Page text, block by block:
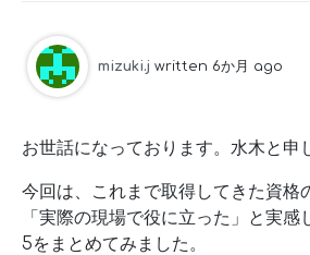
mizuki.j written 6か月 ago
お世話になっております。水木と申
今回は、これまで取得してきた資格
「実際の現場で役に立った」と実感
5をまとめてみました。